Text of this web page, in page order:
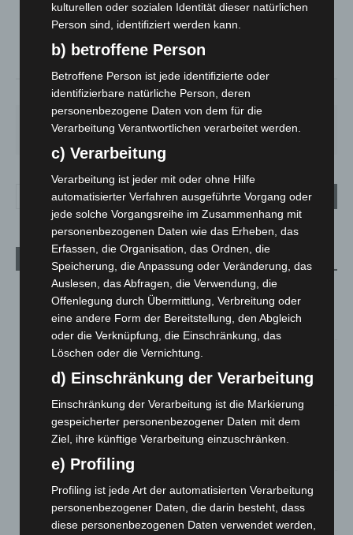
12°C 13.3°
93% 1.8m/s 38%
27° 34° 27° 23° 25
Aktuelle Beiträge
Niedersachsen: Feuerwehrkräfte kehren nach
Waldbrandeinsatz aus Spanien zurück
7. August 2026
Hannover: Erste Tigermücken-Population in Niedersachsen
entdeckt
7. August 2026
Brand im „Haus der Begegnung“ in Neuwarmbüchen schnell
eingedämmt
Region Hannover: 21 neue Notfallsanitäter starten beim
5. August 2026
kulturellen oder sozialen Identität dieser natürlichen
Person sind, identifiziert werden kann.
b) betroffene Person
Betroffene Person ist jede identifizierte oder
identifizierbare natürliche Person, deren
personenbezogene Daten von dem für die
Verarbeitung Verantwortlichen verarbeitet werden.
c) Verarbeitung
Verarbeitung ist jeder mit oder ohne Hilfe
automatisierter Verfahren ausgeführte Vorgang oder
jede solche Vorgangsreihe im Zusammenhang mit
personenbezogenen Daten wie das Erheben, das
Erfassen, die Organisation, das Ordnen, die
Speicherung, die Anpassung oder Veränderung, das
Auslesen, das Abfragen, die Verwendung, die
Offenlegung durch Übermittlung, Verbreitung oder
eine andere Form der Bereitstellung, den Abgleich
oder die Verknüpfung, die Einschränkung, das
Löschen oder die Vernichtung.
d) Einschränkung der Verarbeitung
Einschränkung der Verarbeitung ist die Markierung
gespeicherter personenbezogener Daten mit dem
Ziel, ihre künftige Verarbeitung einzuschränken.
e) Profiling
Profiling ist jede Art der automatisierten Verarbeitung
personenbezogener Daten, die darin besteht, dass
diese personenbezogenen Daten verwendet werden,